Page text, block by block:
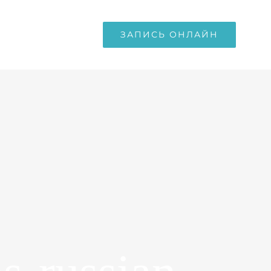
ЗАПИСЬ ОНЛАЙН